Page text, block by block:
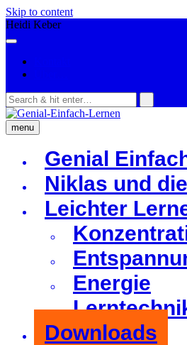
Skip to content
Heidi Keber
menu
Genial
Niklas und
Leichter
Energie
Downloads